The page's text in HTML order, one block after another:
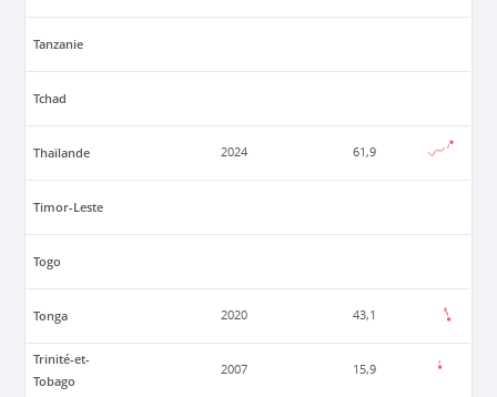
Tanzanie
Tchad
Thaïlande 2024 61,9
Timor-Leste
Togo
Tonga 2020 43,1
Trinité-et-
Tobago
2007 15,9